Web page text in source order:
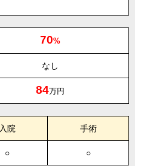
70%
なし
84万円
入院 手術
○ ○